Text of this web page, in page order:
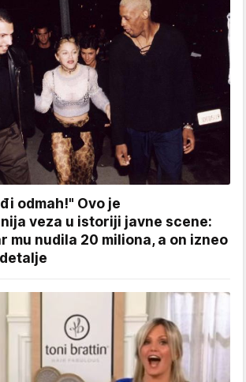
odmah!" Ovo je
veza u istoriji javne scene:
mu nudila 20 miliona, a on izneo